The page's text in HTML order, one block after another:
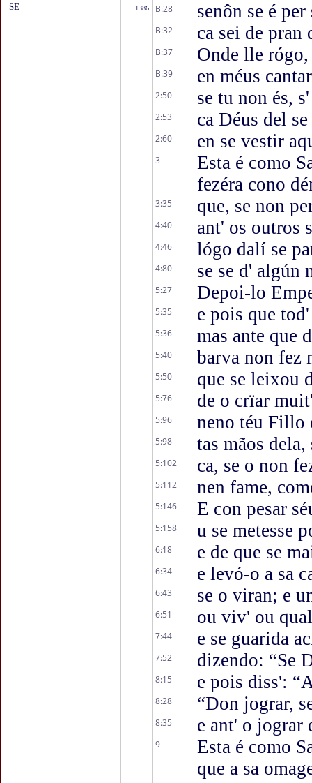
SE 1386 B:28 senôn se é
B:32 ca sei de pran
B:37 Onde lle
B:39 en méus
2:50 se tu non és,
2:53 ca Déus del
2:60 en se vestir
3
Esta é como
fezéra cono
3:35 que, se non
4:40 ant' os outros
4:46 lógo dalí se
4:80 se se d' algún
5:27 Depoi-lo
5:35 e pois que
5:36 mas ante que
5:40 barva non fez
5:50 que se leixou
5:76 de o crïar
5:96 neno téu Fillo
5:98 tas mãos
5:102 ca, se o non
5:112 nen fame,
5:146 E con pesar
5:158 u se metesse
6:18 e de que se
6:34 e levó-o a sa
6:43 se o viran; e
6:51 ou viv' ou
7:44 e se guarida
7:52 dizendo: “Se
8:15 e pois diss':
8:28 “Don jograr,
8:35 e ant' o jograr
9
Esta é como
que a sa